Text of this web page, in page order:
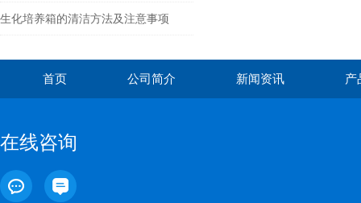
生化培养箱的清洁方法及注意事项
首页 公司简介 新闻资讯 产
在线咨询